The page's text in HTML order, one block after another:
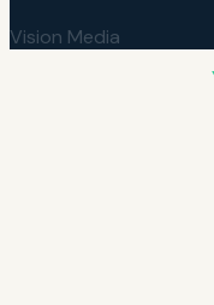
Vision Media